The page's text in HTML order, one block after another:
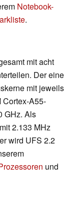
Notebook-
.
mit acht
Der eine
mit jeweils
Cortex-A55-
GHz. Als
2.133 MHz
wird UFS 2.2
und